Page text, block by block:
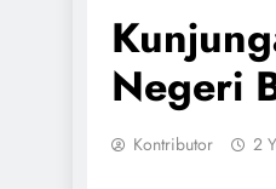
Negeri
Kontributor 2